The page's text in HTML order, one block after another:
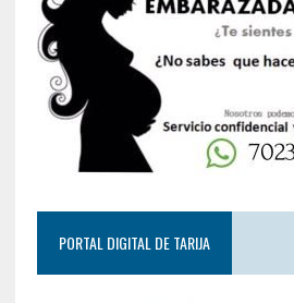
PORTAL DIGITAL DE TARIJA